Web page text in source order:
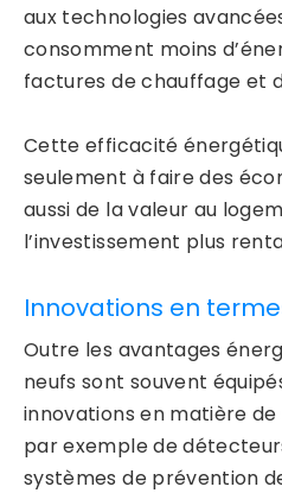
aux technologies
consomment moins
factures de chauffage et
Cette efficacité
seulement à faire des
aussi de la valeur au
l’investissement plus
Innovations en
Outre les avantages
neufs sont souvent
innovations en matière de
par exemple de
systèmes de prévention